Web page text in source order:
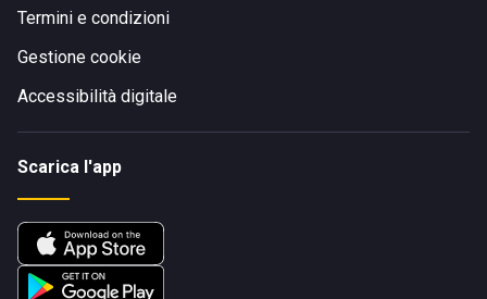
Termini e condizioni
Gestione cookie
Accessibilità digitale
Scarica l'app